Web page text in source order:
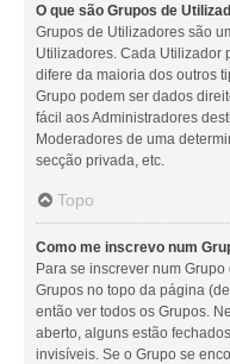
O que são Grupos de
Grupos de Utilizadores são
Utilizadores. Cada Utilizador
difere da maioria dos outros
Grupo podem ser dados
fácil aos Administradores
Moderadores de uma
secção privada, etc.
Topo
Como me inscrevo num
Para se inscrever num
Grupos no topo da página
então ver todos os Grupos.
aberto, alguns estão
invisíveis. Se o Grupo se